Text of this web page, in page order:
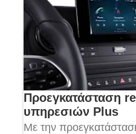
Προεγκατάσταση
υπηρεσιών Plus
Με την